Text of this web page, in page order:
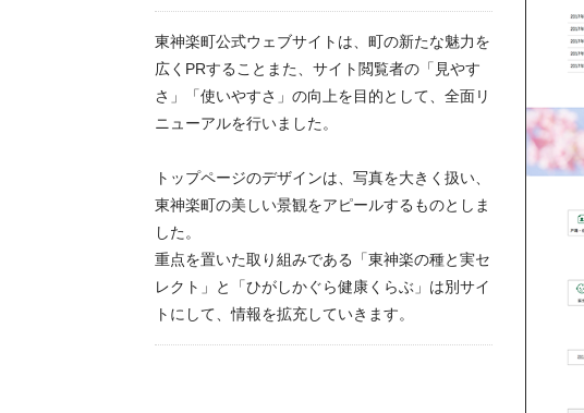
東神楽町公式ウェブサイトは、町の新たな魅力を
広くPRすることまた、サイト閲覧者の「見やす
さ」「使いやすさ」の向上を目的として、全面リ
ニューアルを行いました。
トップページのデザインは、写真を大きく扱い、
東神楽町の美しい景観をアピールするものとしま
した。
重点を置いた取り組みである「東神楽の種と実セ
レクト」と「ひがしかぐら健康くらぶ」は別サイ
トにして、情報を拡充していきます。